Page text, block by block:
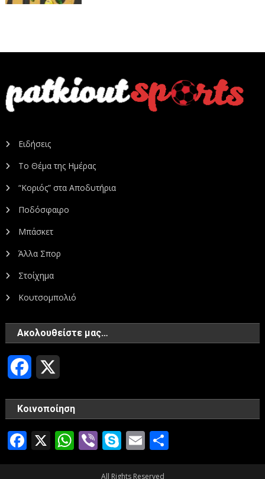
Ειδήσεις
Το Θέμα της Ημέρας
“Κοριός” στα Αποδυτήρια
Ποδόσφαιρο
Μπάσκετ
Άλλα Σπορ
Στοίχημα
Κουτσομπολιό
Ακολουθείστε μας…
Facebook
Κοινοποίηση
Facebook
X WhatsApp
ViberSkype
Email
All Rights Reserved